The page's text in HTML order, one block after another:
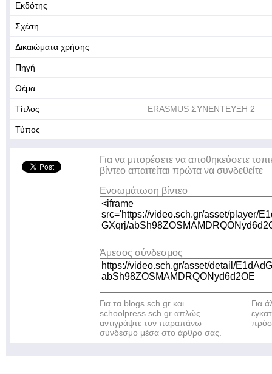
Εκδότης
Σχέση
Δικαιώματα χρήσης
Πηγή
Θέμα
Τίτλος ERASMUS ΣΥΝΕΝΤΕΥΞΗ 2
Τύπος
Για να μπορέσετε να αποθηκεύσετε
βίντεο απαιτείται πρώτα να συνδεθείτε
Ενσωμάτωση βίντεο
Άμεσος σύνδεσμος
Για τα blogs.sch.gr και
schoolpress.sch.gr απλώς
αντιγράψτε τον παραπάνω
σύνδεσμο μέσα στο άρθρο σας.
Για